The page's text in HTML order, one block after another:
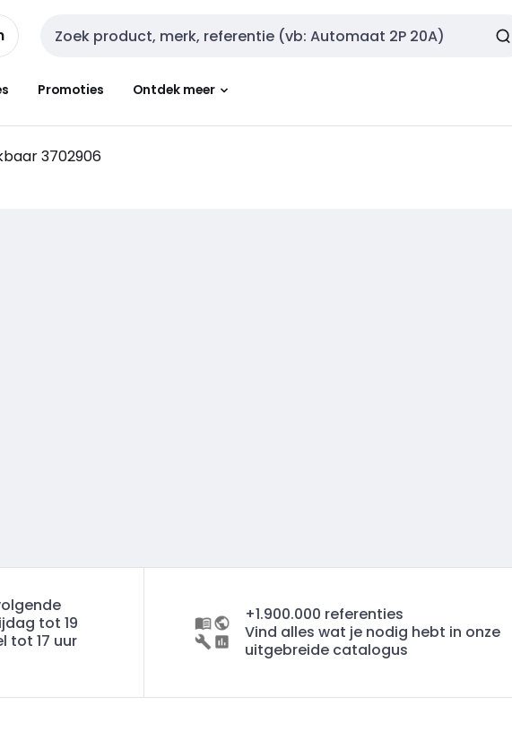
Zoekveld invoer
Promoties Ontdek meer
3702906
tot 19
tot 17 uur
+1.900.000 referenties
Vind alles wat je nodig hebt in onze
uitgebreide catalogus